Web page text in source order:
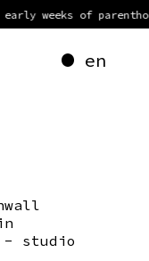
of
en
- studio